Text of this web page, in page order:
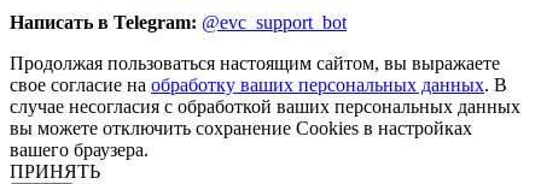
Написать в Telegram: @evc_support_bot
Продолжая пользоваться настоящим сайтом, вы выражаете
свое согласие на обработку ваших персональных данных. В
случае несогласия с обработкой ваших персональных данных
вы можете отключить сохранение Cookies в настройках
вашего браузера.
ПРИНЯТЬ